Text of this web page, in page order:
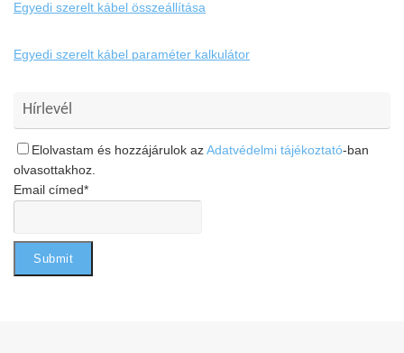
Egyedi szerelt kábel összeállítása
Egyedi szerelt kábel paraméter kalkulátor
Hírlevél
Elolvastam és hozzájárulok az Adatvédelmi tájékoztató-ban
olvasottakhoz.
Email címed*